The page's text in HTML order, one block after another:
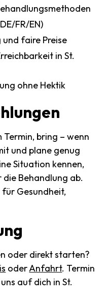
FR/EN)
faire Preise
in St.
ohne Hektik
bring – wenn
und plane genug
Situation kennen,
Behandlung ab.
Gesundheit,
oder direkt starten?
oderAnfahrt. Termin
auf dich in St.